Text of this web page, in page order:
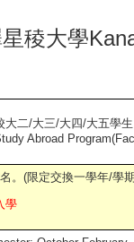
稜大學
大二/大三/大四/大五學生
Abroad
。(限定交換一學年/學
學